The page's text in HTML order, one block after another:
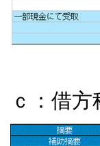
ｃ：借